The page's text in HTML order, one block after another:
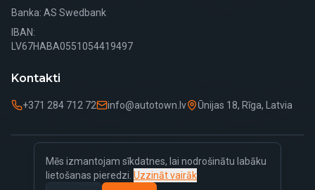
Banka: AS Swedbank
IBAN:
LV67HABA0551054419497
Kontakti
+371 284 712 72 info@autotown.lv Ūnijas 18, Rīga, Latvia
©2026Autotown.Visas tiesības aizsargātas.
Privātuma politikaSīkdatņu politika
Mēs izmantojam sīkdatnes, lai nodrošinātu labāku
lietošanas pieredzi. Uzzināt vairāk